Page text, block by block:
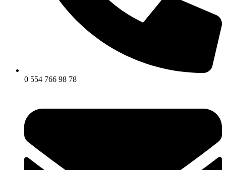
0 554 766 98 78